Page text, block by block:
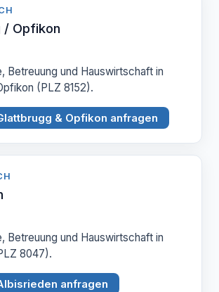
/ Opfikon
Betreuung und Hauswirtschaft in
(PLZ 8152).
& Opfikon anfragen
Betreuung und Hauswirtschaft in
8047).
anfragen